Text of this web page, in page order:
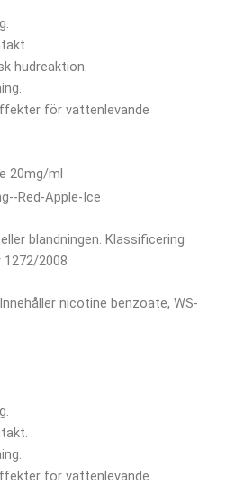
hudreaktion.
för vattenlevande
20mg/ml
blandningen. Klassificering
1272/2008
nicotine benzoate, WS-
för vattenlevande